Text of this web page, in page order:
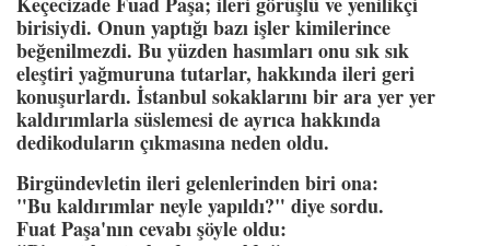
birisiydi. Onun yaptığı bazı işler kimilerince
beğenilmezdi. Bu yüzden hasımları onu sık sık
eleştiri yağmuruna tutarlar, hakkında ileri geri
konuşurlardı. İstanbul sokaklarını bir ara yer yer
kaldırımlarla süslemesi de ayrıca hakkında
dedikoduların çıkmasına neden oldu.
Birgündevletin ileri gelenlerinden biri ona:
"Bu kaldırımlar neyle yapıldı?" diye sordu.
Fuat Paşa'nın cevabı şöyle oldu: